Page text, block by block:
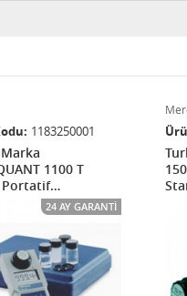
1183250001
1100 T
Portatif
(Bulanıklık
Cihazı
24 AY GARANTI